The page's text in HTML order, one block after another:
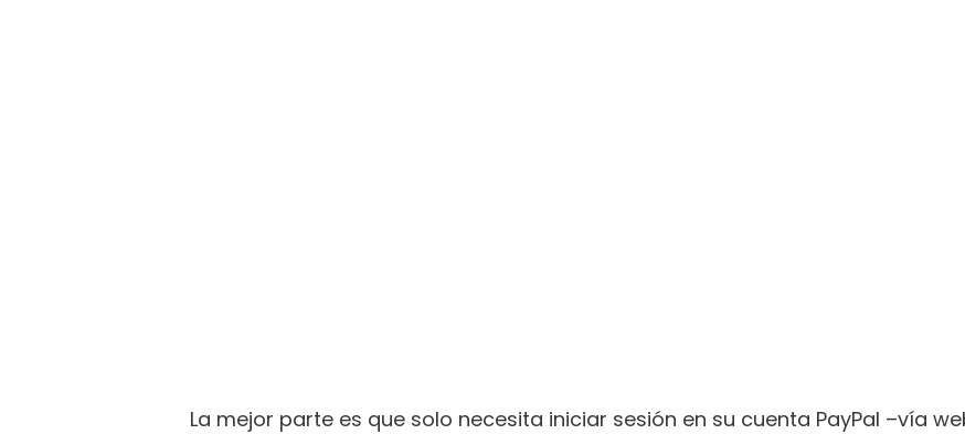
La mejor parte es que solo necesita iniciar sesión en su cuenta PayPal –vía